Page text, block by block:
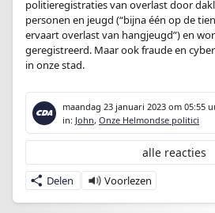
politieregistraties van overlast door
personen en jeugd (“bijna één op de
ervaart overlast van hangjeugd”) en
geregistreerd. Maar ook fraude en
in onze stad.
maandag 23 januari 2023 om 05:55
in: John, Onze Helmondse politici
Delen
alle reacties